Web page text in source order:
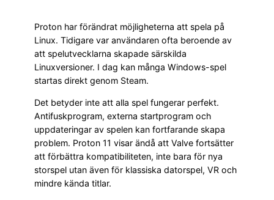
Proton har förändrat möjligheterna att spela på
Linux. Tidigare var användaren ofta beroende av
att spelutvecklarna skapade särskilda
Linuxversioner. I dag kan många Windows-spel
startas direkt genom Steam.
Det betyder inte att alla spel fungerar perfekt.
Antifuskprogram, externa startprogram och
uppdateringar av spelen kan fortfarande skapa
problem. Proton 11 visar ändå att Valve fortsätter
att förbättra kompatibiliteten, inte bara för nya
storspel utan även för klassiska datorspel, VR och
mindre kända titlar.